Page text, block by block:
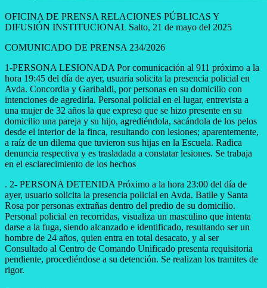
OFICINA DE PRENSA RELACIONES PÚBLICAS Y
DIFUSIÓN INSTITUCIONAL Salto, 21 de mayo del 2025
COMUNICADO DE PRENSA 234/2026
1-PERSONA LESIONADA Por comunicación al 911 próximo a la
hora 19:45 del día de ayer, usuaria solicita la presencia policial en
Avda. Concordia y Garibaldi, por personas en su domicilio con
intenciones de agredirla. Personal policial en el lugar, entrevista a
una mujer de 32 años la que expreso que se hizo presente en su
domicilio una pareja y su hijo, agrediéndola, sacándola de los pelos
desde el interior de la finca, resultando con lesiones; aparentemente,
a raíz de un dilema que tuvieron sus hijas en la Escuela. Radica
denuncia respectiva y es trasladada a constatar lesiones. Se trabaja
en el esclarecimiento de los hechos
. 2- PERSONA DETENIDA Próximo a la hora 23:00 del día de
ayer, usuario solicita la presencia policial en Avda. Batlle y Santa
Rosa por personas extrañas dentro del predio de su domicilio.
Personal policial en recorridas, visualiza un masculino que intenta
darse a la fuga, siendo alcanzado e identificado, resultando ser un
hombre de 24 años, quien entra en total desacato, y al ser
Consultado al Centro de Comando Unificado presenta requisitoria
pendiente, procediéndose a su detención. Se realizan los tramites de
rigor.